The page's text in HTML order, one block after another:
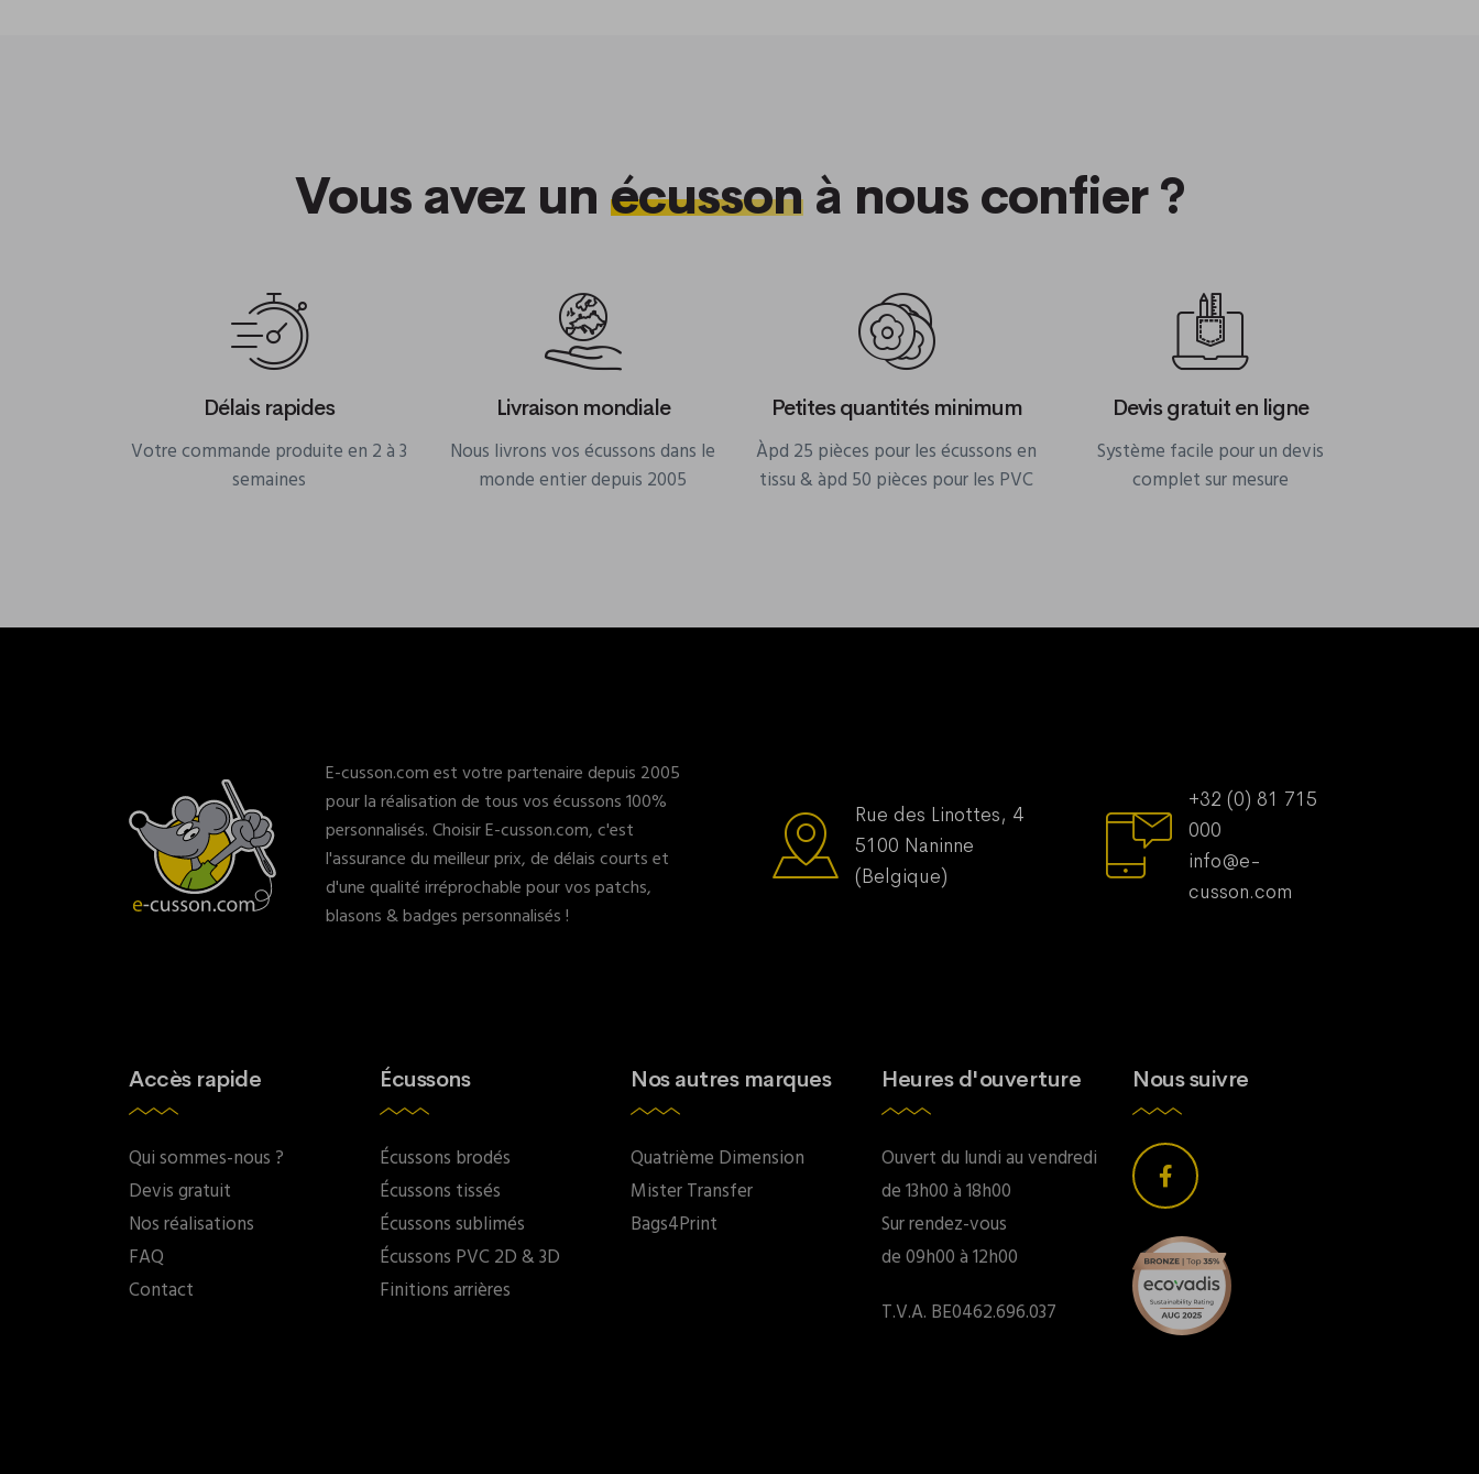
Vous avez un écussonà nous confier ?
Délais rapides
Votre commande produite en 2 à 3
semaines
Livraison mondiale
Nous livrons vos écussons dans le
monde entier depuis 2005
Petites quantités minimum
Àpd 25 pièces pour les écussons en
tissu & àpd 50 pièces pour les PVC
Devis gratuit en ligne
Système facile pour un devis
complet sur mesure
E-cusson.com est votre partenaire depuis 2005
pour la réalisation de tous vos écussons 100%
personnalisés. Choisir E-cusson.com, c'est
l'assurance du meilleur prix, de délais courts et
d'une qualité irréprochable pour vos patchs,
blasons & badges personnalisés !
Rue des Linottes, 4
5100 Naninne
(Belgique)
+32 (0) 81 715
000
info@e-
cusson.com
Accès rapide
Qui sommes-nous ?
Devis gratuit
Nos réalisations
FAQ
Contact
Écussons
Écussons brodés
Écussons tissés
Écussons sublimés
Écussons PVC 2D & 3D
Finitions arrières
Nos autres marques
Quatrième Dimension
Mister Transfer
Bags4Print
Heures d'ouverture
Ouvert du lundi au vendredi
de 13h00 à 18h00
Sur rendez-vous
de 09h00 à 12h00
T.V.A. BE0462.696.037
Nous suivre